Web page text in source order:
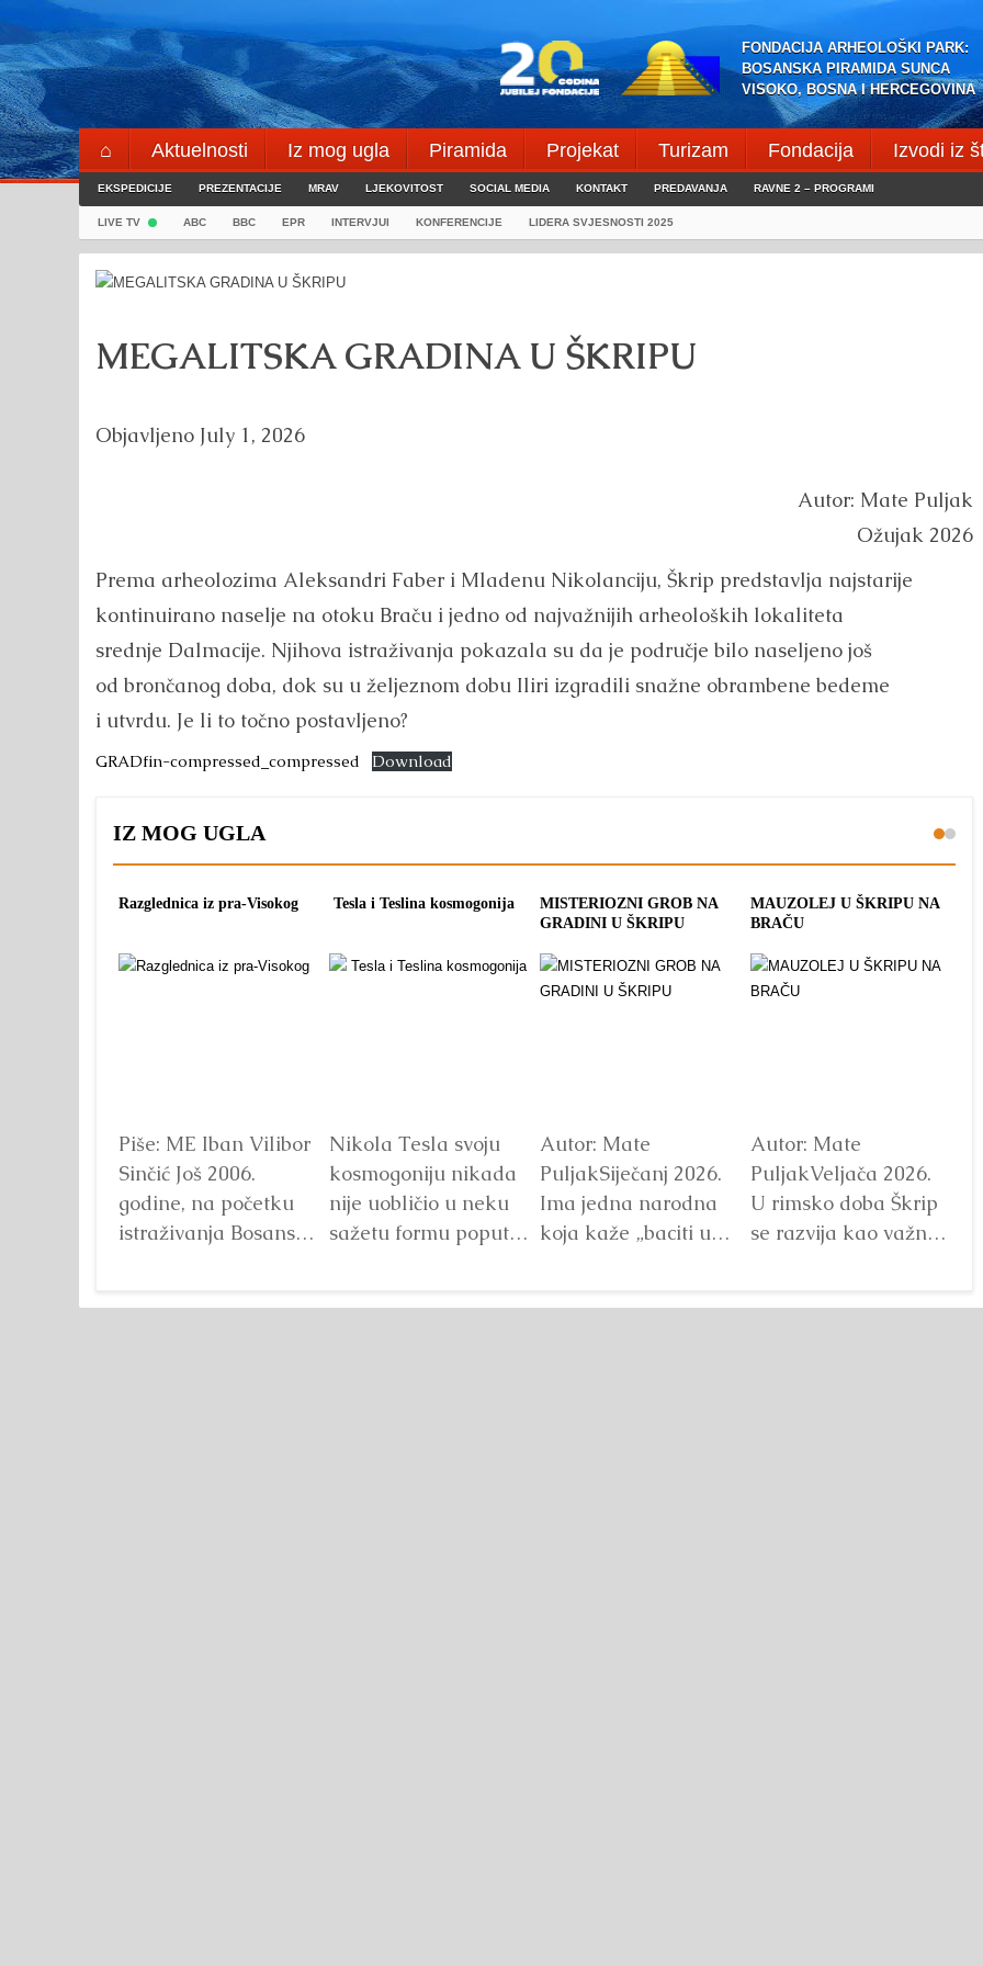
Skip
to
content
FONDACIJA ARHEOLOŠKI PARK:
BOSANSKA PIRAMIDA SUNCA
VISOKO, BOSNA I HERCEGOVINA
⌂ Aktuelnosti Iz mog ugla Piramida Projekat Turizam Fondacija Izvodi iz
Blogeri
⌖
EKSPEDICIJE PREZENTACIJE MRAV LJEKOVITOST SOCIAL MEDIA KONTAKT PREDAVANJA RAVNE 2 – PROGRAMI
LIVE TV ABC BBC EPR INTERVJUI KONFERENCIJE LIDERA SVJESNOSTI 2025
MEGALITSKA GRADINA U ŠKRIPU
Objavljeno July 1, 2026
Autor: Mate Puljak
Ožujak 2026
Prema arheolozima Aleksandri Faber i Mladenu Nikolanciju, Škrip predstavlja najstarije
kontinuirano naselje na otoku Braču i jedno od najvažnijih arheoloških lokaliteta
srednje Dalmacije. Njihova istraživanja pokazala su da je područje bilo naseljeno još
od brončanog doba, dok su u željeznom dobu Iliri izgradili snažne obrambene bedeme
i utvrdu. Je li to točno postavljeno?
GRADfin-compressed_compressed Download
IZ MOG UGLA
Razglednica iz pra-Visokog
Piše: ME Iban Vilibor
Sinčić Još 2006.
godine, na početku
istraživanja Bosanske
Tesla i Teslina kosmogonija
Nikola Tesla svoju
kosmogoniju nikada
nije uobličio u neku
sažetu formu poput
MISTERIOZNI GROB NA
GRADINI U ŠKRIPU
Autor: Mate
PuljakSiječanj 2026.
Ima jedna narodna
koja kaže „baciti u
MAUZOLEJ U ŠKRIPU NA
BRAČU
Autor: Mate
PuljakVeljača 2026.
U rimsko doba Škrip
se razvija kao važno